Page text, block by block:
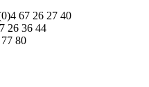
67 26 27 40
26 36 44
80